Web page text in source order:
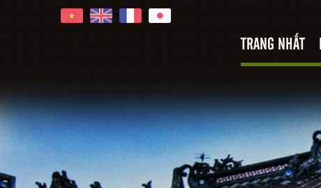
TRANG NHẤT